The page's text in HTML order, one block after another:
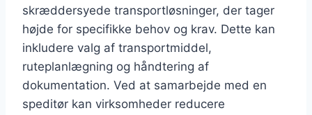
skræddersyede transportløsninger, der tager
højde for specifikke behov og krav. Dette kan
inkludere valg af transportmiddel,
ruteplanlægning og håndtering af
dokumentation. Ved at samarbejde med en
speditør kan virksomheder reducere